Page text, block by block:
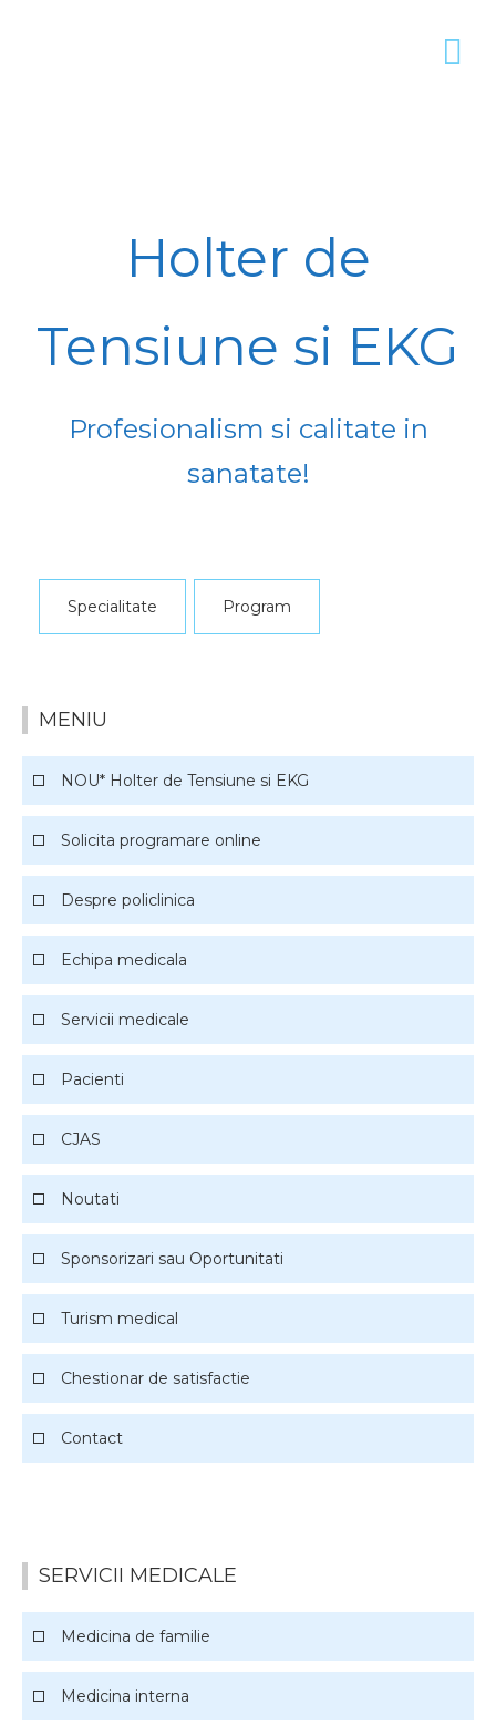
Holter de
Tensiune si EKG
Profesionalism si calitate in
sanatate!
Specialitate Program
MENIU
NOU* Holter de Tensiune si EKG
Solicita programare online
Despre policlinica
Echipa medicala
Servicii medicale
Medicina de familie
Medicina interna
Neurologie
Dermatologie
Urologie
Pneumologie
ORL
Cardiologie
Oftamologie
Pacienti
Drepturile Pacientilor
Obligatiile Asiguratilor
CJAS
Noutati
Sponsorizari sau Oportunitati
Turism medical
Chestionar de satisfactie
Contact
SERVICII MEDICALE
Medicina de familie
Medicina interna